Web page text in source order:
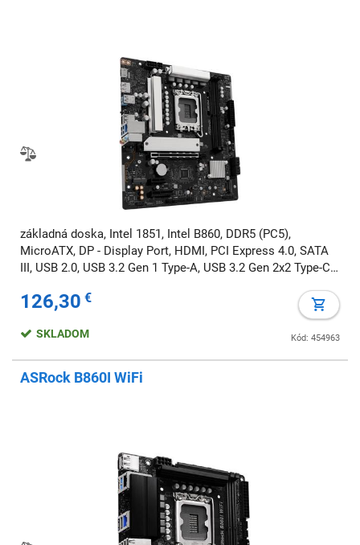
základná doska, Intel 1851, Intel B860, DDR5 (PC5),
MicroATX, DP - Display Port, HDMI, PCI Express 4.0, SATA
III, USB 2.0, USB 3.2 Gen 1 Type-A, USB 3.2 Gen 2x2 Type-C,
126,30 €
Kód: 454963
SKLADOM
ASRock B860I WiFi